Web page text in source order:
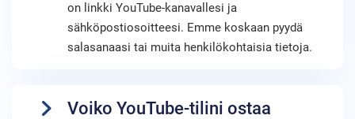
on linkki YouTube-kanavallesi ja
sähköpostiosoitteesi. Emme koskaan pyydä
salasanaasi tai muita henkilökohtaisia tietoja.
Voiko YouTube-tilini ostaa